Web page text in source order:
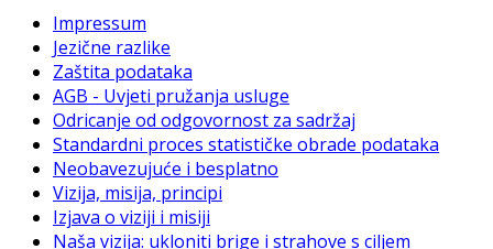
Impressum
Jezične razlike
Zaštita podataka
AGB - Uvjeti pružanja usluge
Odricanje od odgovornost za sadržaj
Standardni proces statističke obrade podataka
Neobavezujuće i besplatno
Vizija, misija, principi
Izjava o viziji i misiji
Naša vizija: ukloniti brige i strahove s ciljem